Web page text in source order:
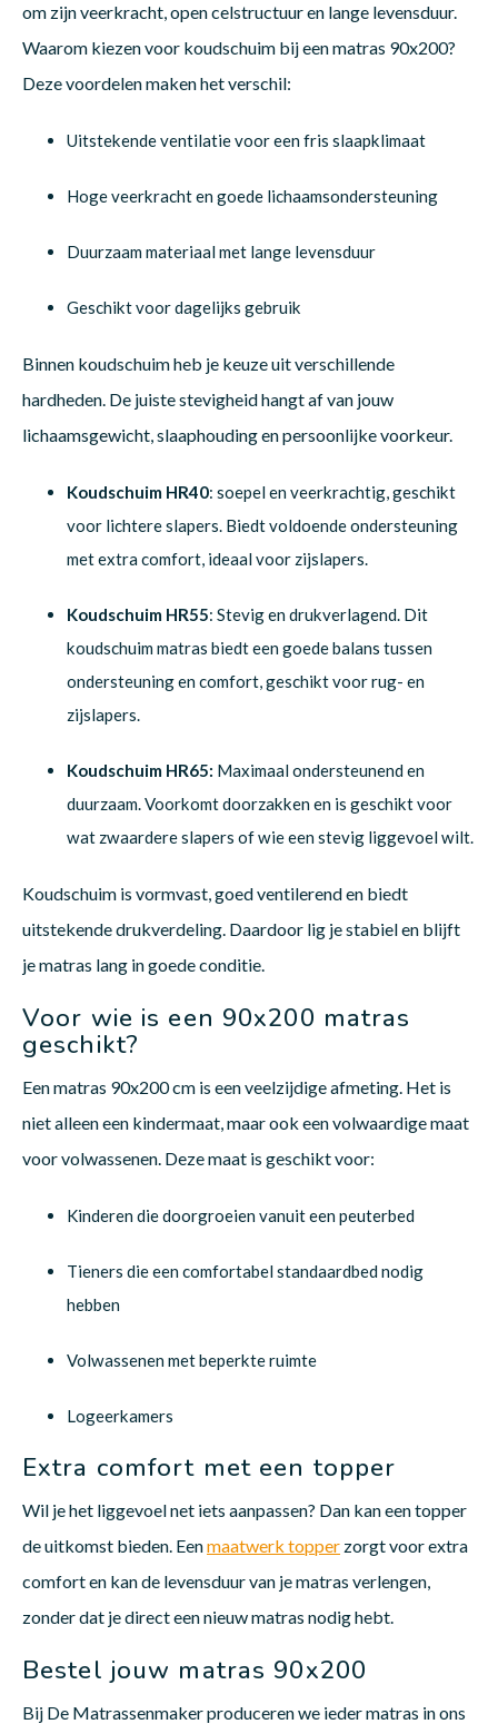
om zijn veerkracht, open celstructuur en lange levensduur.
Waarom kiezen voor koudschuim bij een matras 90x200?
Deze voordelen maken het verschil:
Uitstekende ventilatie voor een fris slaapklimaat
Hoge veerkracht en goede lichaamsondersteuning
Duurzaam materiaal met lange levensduur
Geschikt voor dagelijks gebruik
Binnen koudschuim heb je keuze uit verschillende
hardheden. De juiste stevigheid hangt af van jouw
lichaamsgewicht, slaaphouding en persoonlijke voorkeur.
Koudschuim HR40: soepel en veerkrachtig, geschikt
voor lichtere slapers. Biedt voldoende ondersteuning
met extra comfort, ideaal voor zijslapers.
Koudschuim HR55: Stevig en drukverlagend. Dit
koudschuim matras biedt een goede balans tussen
ondersteuning en comfort, geschikt voor rug- en
zijslapers.
Koudschuim HR65: Maximaal ondersteunend en
duurzaam. Voorkomt doorzakken en is geschikt voor
wat zwaardere slapers of wie een stevig liggevoel wilt.
Koudschuim is vormvast, goed ventilerend en biedt
uitstekende drukverdeling. Daardoor lig je stabiel en blijft
je matras lang in goede conditie.
Voor wie is een 90x200 matras
geschikt?
Een matras 90x200 cm is een veelzijdige afmeting. Het is
niet alleen een kindermaat, maar ook een volwaardige maat
voor volwassenen. Deze maat is geschikt voor:
Kinderen die doorgroeien vanuit een peuterbed
Tieners die een comfortabel standaardbed nodig
hebben
Volwassenen met beperkte ruimte
Logeerkamers
Extra comfort met een topper
Wil je het liggevoel net iets aanpassen? Dan kan een topper
de uitkomst bieden. Eenmaatwerk topper zorgt voor extra
comfort en kan de levensduur van je matras verlengen,
zonder dat je direct een nieuw matras nodig hebt.
Bestel jouw matras 90x200
Bij De Matrassenmaker produceren we ieder matras in ons